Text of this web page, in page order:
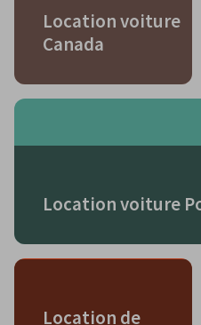
Location voiture
Canada
Location voiture
Location de